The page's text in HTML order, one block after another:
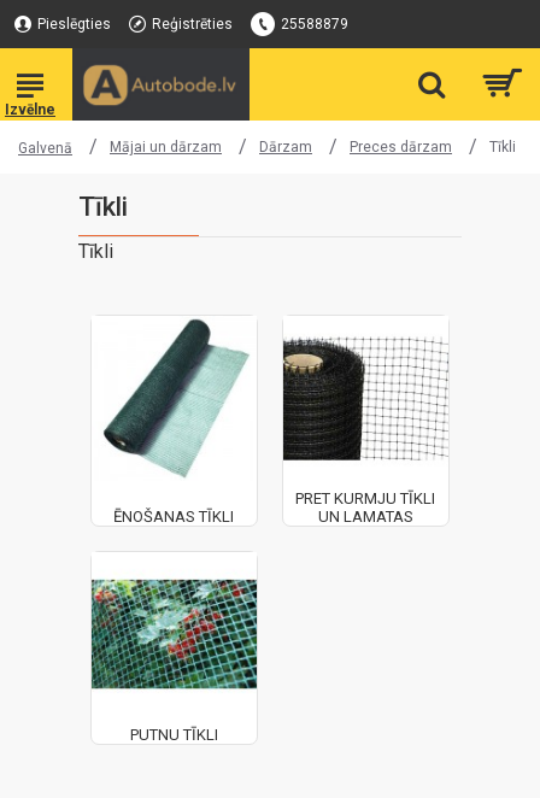
Pieslēgties Reģistrēties 25588879
Galvenā Mājai un dārzam Dārzam Preces dārzam Tīkli
Tīkli
Tīkli
ĒNOŠANAS TĪKLI
PRET KURMJU TĪKLI
UN LAMATAS
PUTNU TĪKLI